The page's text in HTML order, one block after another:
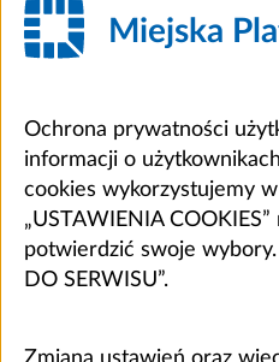
Miejska
Ochrona prywatności
informacji o
cookies wykorzystujemy
„USTAWIENIA
potwierdzić swoje wybory.
DO SERWISU”.